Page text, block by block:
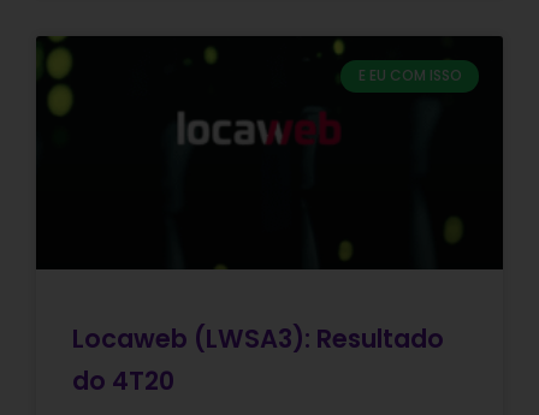
E EU COM ISSO
Locaweb (LWSA3): Resultado
do 4T20